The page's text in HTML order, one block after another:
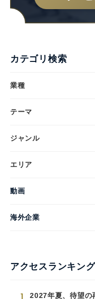
カテゴリ検索
業種
テーマ
ジャンル
エリア
動画
海外企業
アクセスランキング
1 2027年夏、待望の